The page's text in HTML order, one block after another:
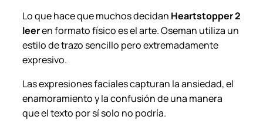
Lo que hace que muchos decidan Heartstopper 2
leeren formato físico es el arte. Oseman utiliza un
estilo de trazo sencillo pero extremadamente
expresivo.
Las expresiones faciales capturan la ansiedad, el
enamoramiento y la confusión de una manera
que el texto por sí solo no podría.